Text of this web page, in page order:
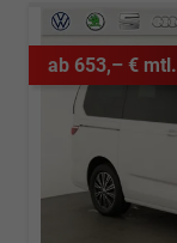
ab 653,– € mtl.